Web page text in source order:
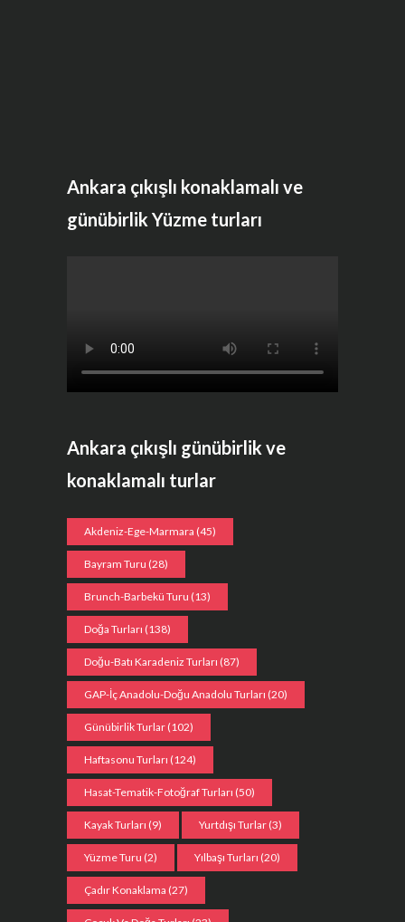
Ankara çıkışlı konaklamalı ve
günübirlik Yüzme turları
Ankara çıkışlı günübirlik ve
konaklamalı turlar
Akdeniz-Ege-Marmara (45)
Bayram Turu (28)
Brunch-Barbekü Turu (13)
Doğa Turları (138)
Doğu-Batı Karadeniz Turları (87)
GAP-İç Anadolu-Doğu Anadolu Turları (20)
Günübirlik Turlar (102)
Haftasonu Turları (124)
Hasat-Tematik-Fotoğraf Turları (50)
Kayak Turları (9) Yurtdışı Turlar (3)
Yüzme Turu (2) Yılbaşı Turları (20)
Çadır Konaklama (27)